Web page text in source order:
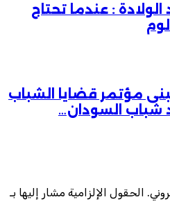
: عندما تحتاج
لوم
مؤتمر قضايا الشباب
شباب السودان…
الحقول الإلزامية مشار إليها بـ